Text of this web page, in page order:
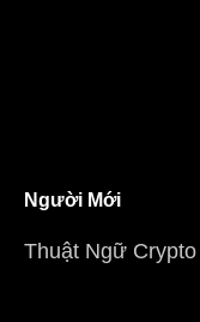
Người Mới
Thuật Ngữ Crypto